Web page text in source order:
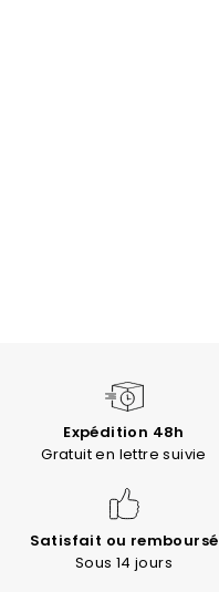
Expédition 48h
Gratuit en lettre suivie
Satisfait ou remboursé
Sous 14 jours